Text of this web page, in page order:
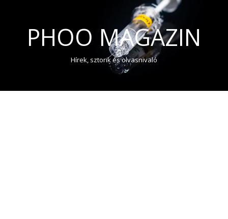
PHOO MAGAZIN
Hírek, sztorik és olvasnivaló